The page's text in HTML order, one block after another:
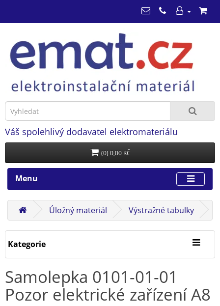
Váš spolehlivý dodavatel elektromateriálu
(0) 0,00 KČ
Menu
Úložný materiál Výstražné tabulky
Kategorie
Samolepka 0101-01-01
Pozor elektrické zařízení A8